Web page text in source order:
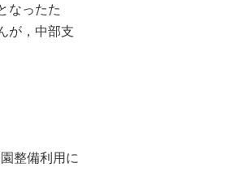
なったた
が，中部支
整備利用に